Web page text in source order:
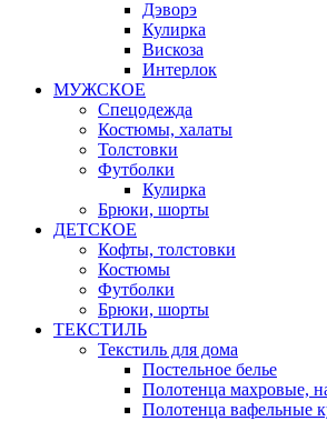
Дэворэ
Кулирка
Вискоза
Интерлок
МУЖСКОЕ
Спецодежда
Костюмы, халаты
Толстовки
Футболки
Кулирка
Брюки, шорты
ДЕТСКОЕ
Кофты, толстовки
Костюмы
Футболки
Брюки, шорты
ТЕКСТИЛЬ
Текстиль для дома
Постельное белье
Полотенца махровые,
Полотенца вафельные